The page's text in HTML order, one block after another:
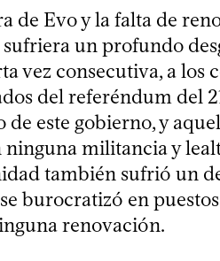
de Evo y la falta de
un profundo
vez consecutiva, a los
del referéndum del
este gobierno, y
militancia y
también sufrió un
burocratizó en puestos
renovación.